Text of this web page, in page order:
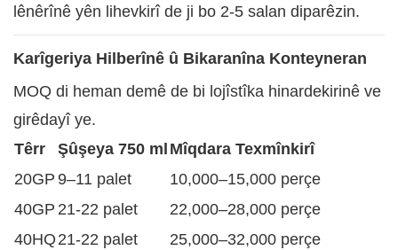
lênêrînê yên lihevkirî de ji bo 2-5 salan diparêzin.
Karîgeriya Hilberînê û Bikaranîna Konteyneran
MOQ di heman demê de bi lojîstîka hinardekirinê ve
girêdayî ye.
Têrr
Şûşeya 750 ml Mîqdara Texmînkirî
20GP 9–11 palet
10,000–15,000 perçe
40GP 21-22 palet
22,000–28,000 perçe
40HQ 21-22 palet
25,000–32,000 perçe